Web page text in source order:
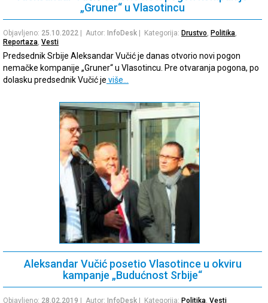
„Gruner“ u Vlasotincu
Objavljeno: 25.10.2022 | Autor: InfoDesk | Kategorija: Drustvo, Politika,
Reportaza, Vesti
Predsednik Srbije Aleksandar Vučić je danas otvorio novi pogon
nemačke kompanije „Gruner“ u Vlasotincu. Pre otvaranja pogona, po
dolasku predsednik Vučić je više…
Aleksandar Vučić posetio Vlasotince u okviru
kampanje „Budućnost Srbije“
Objavljeno: 28.02.2019 | Autor: InfoDesk | Kategorija: Politika, Vesti